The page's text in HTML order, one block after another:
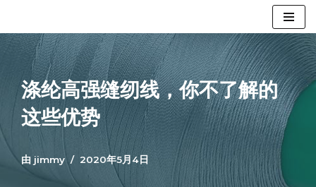
跳
涤纶高强缝纫线，你不了解的
这些优势
由 jimmy 2020年5月4日